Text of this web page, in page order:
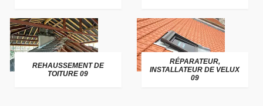
REHAUSSEMENT DE
TOITURE 09
RÉPARATEUR,
INSTALLATEUR DE VELUX
09